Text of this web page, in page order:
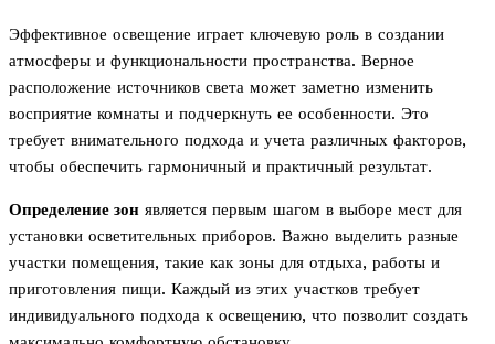
Эффективное освещение играет ключевую роль в создании
атмосферы и функциональности пространства. Верное
расположение источников света может заметно изменить
восприятие комнаты и подчеркнуть ее особенности. Это
требует внимательного подхода и учета различных факторов,
чтобы обеспечить гармоничный и практичный результат.
Определение зон является первым шагом в выборе мест для
установки осветительных приборов. Важно выделить разные
участки помещения, такие как зоны для отдыха, работы и
приготовления пищи. Каждый из этих участков требует
индивидуального подхода к освещению, что позволит создать